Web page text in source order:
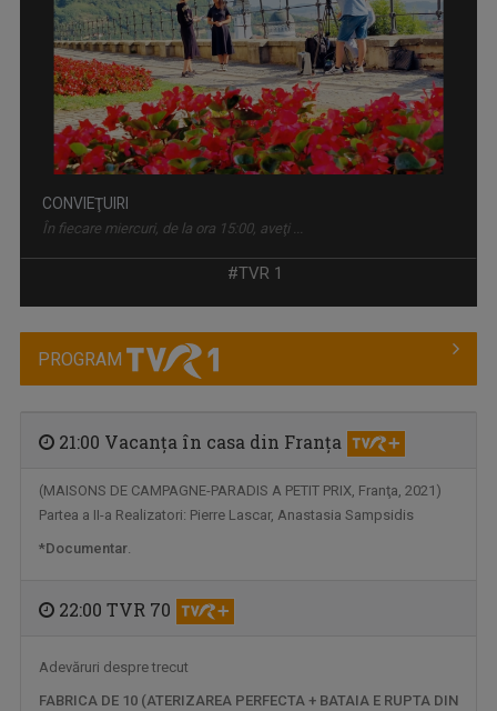
CONVIEŢUIRI
În fiecare miercuri, de la ora 15:00, aveţi ...
O cronică a trecutului și a destinului unei ...
#TVR 1
PROGRAM
21:00 Vacanţa în casa din Franţa
(MAISONS DE CAMPAGNE-PARADIS A PETIT PRIX, Franţa, 2021)
Partea a II-a Realizatori: Pierre Lascar, Anastasia Sampsidis
*Documentar.
22:00 TVR 70
Adevăruri despre trecut
FABRICA DE 10 (ATERIZAREA PERFECTA + BATAIA E RUPTA DIN